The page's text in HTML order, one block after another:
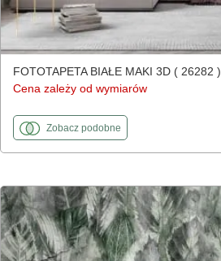
FOTOTAPETA BIAŁE MAKI 3D ( 26282 )
Cena zależy od wymiarów
Zobaczfototapety
podobnedo Białe maki 3D